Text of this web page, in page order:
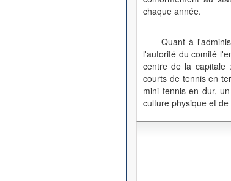
chaque année.
Quant à
l'autorité du comité
centre de la capitale
courts de tennis en
mini tennis en dur,
culture physique et